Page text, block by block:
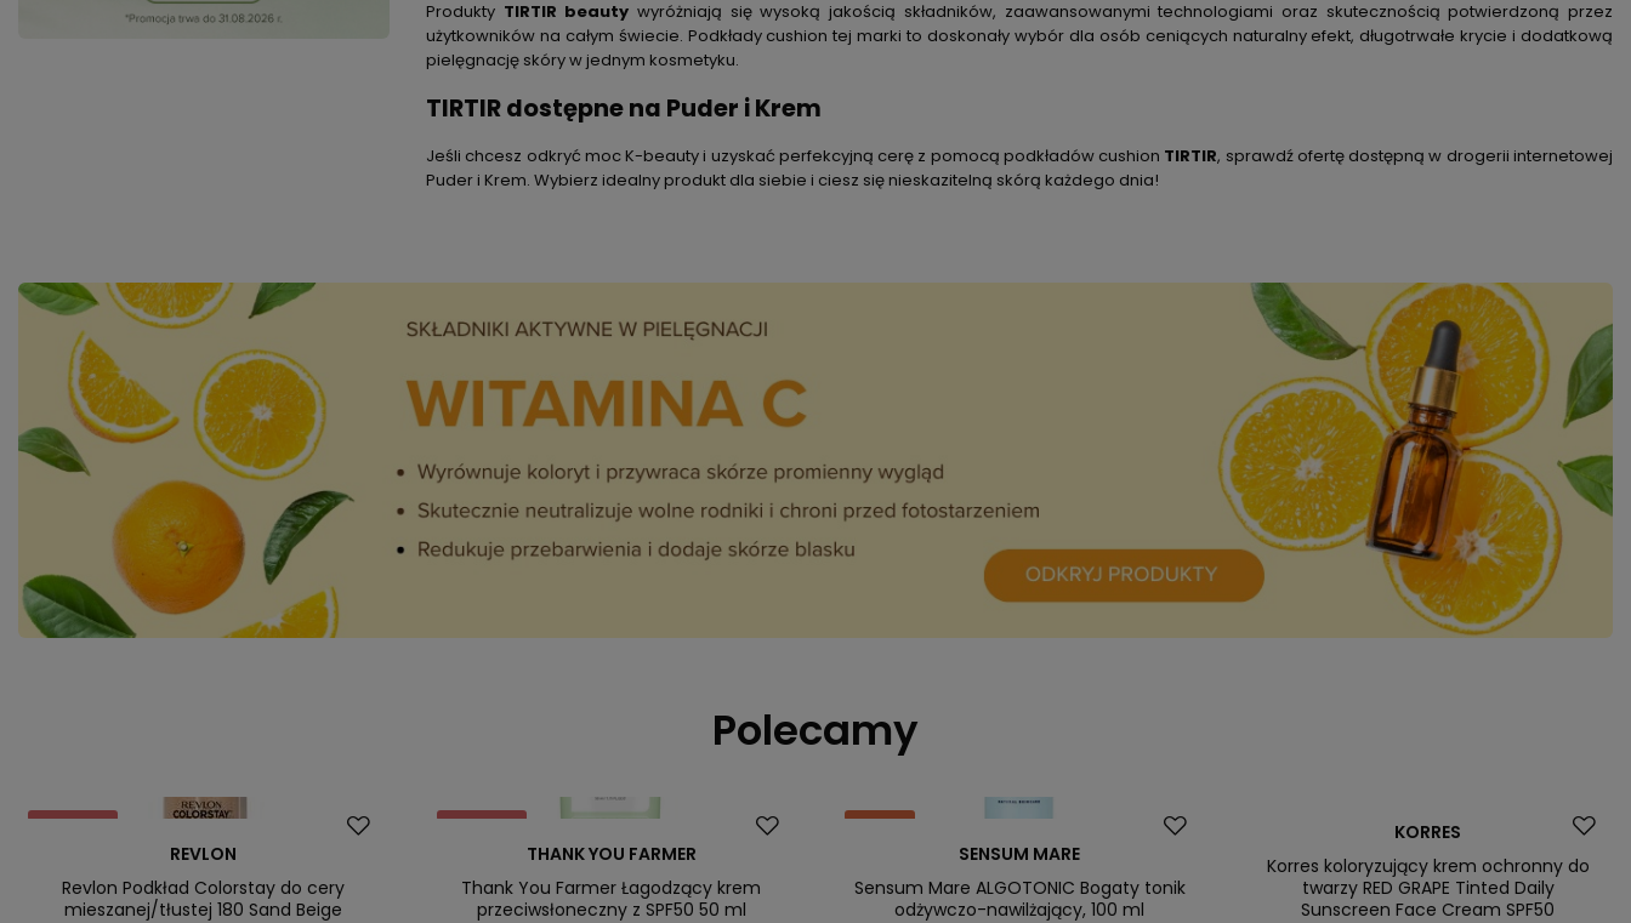
Produkty TIRTIR beauty wyróżniają się wysoką jakością składników, zaawansowanymi technologiami oraz skutecznością potwierdzoną przez
użytkowników na całym świecie. Podkłady cushion tej marki to doskonały wybór dla osób ceniących naturalny efekt, długotrwałe krycie i dodatkową
pielęgnację skóry w jednym kosmetyku.
TIRTIR dostępne na Puder i Krem
Jeśli chcesz odkryć moc K-beauty i uzyskać perfekcyjną cerę z pomocą podkładów cushion TIRTIR, sprawdź ofertę dostępną w drogerii internetowej
Puder i Krem. Wybierz idealny produkt dla siebie i ciesz się nieskazitelną skórą każdego dnia!
Polecamy
Promocja
REVLON
Revlon Podkład Colorstay do cery
mieszanej/tłustej 180 Sand Beige
Promocja
Nasz bestsellerTHANK YOU FARMER
Thank You Farmer Łagodzący krem
przeciwsłoneczny z SPF50 50 ml
Okazja
SENSUM MARE
Sensum Mare ALGOTONIC Bogaty tonik
odżywczo-nawilżający, 100 ml
KORRES
Korres koloryzujący krem ochronny do
twarzy RED GRAPE Tinted Daily
Sunscreen Face Cream SPF50